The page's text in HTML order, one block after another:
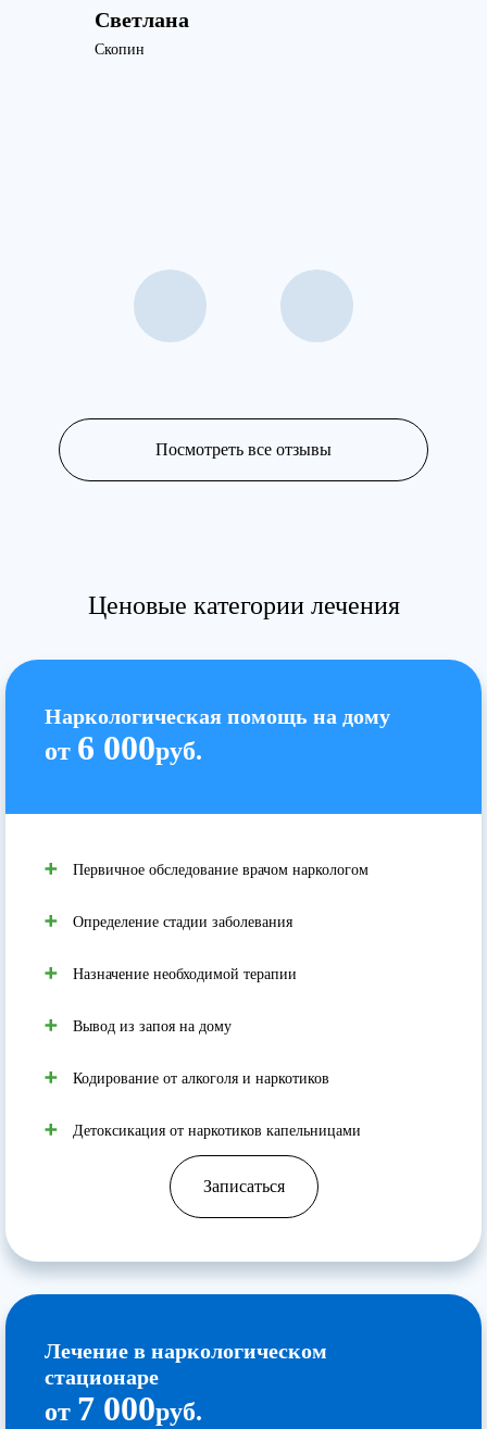
Светлана
Скопин
Посмотреть все отзывы
Ценовые категории лечения
Наркологическая помощь на дому
от 6 000руб.
Первичное обследование врачом наркологом
Определение стадии заболевания
Назначение необходимой терапии
Вывод из запоя на дому
Кодирование от алкоголя и наркотиков
Детоксикация от наркотиков капельницами
Записаться
Лечение в наркологическом
стационаре
от 7 000руб.